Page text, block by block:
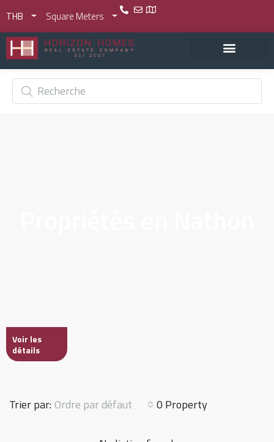
THB Square Meters
Voir les
détails
0 Property
Trier par: Ordre par défaut